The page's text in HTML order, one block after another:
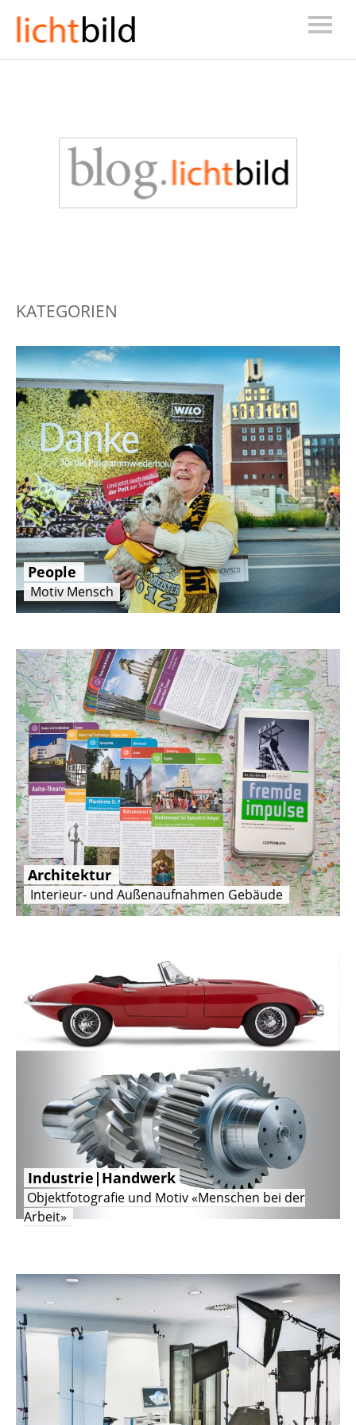
KATEGORIEN
People
Motiv Mensch
Architektur
Interieur- und Außenaufnahmen Gebäude
Industrie|Handwerk
Objektfotografie und Motiv «Menschen bei der
Arbeit»